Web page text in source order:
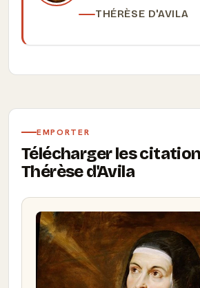
THÉRÈSE D'AVILA
EMPORTER
Télécharger les
Thérèse d'Avila